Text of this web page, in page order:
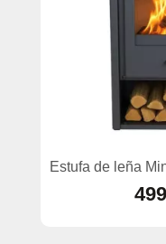
Estufa de leña